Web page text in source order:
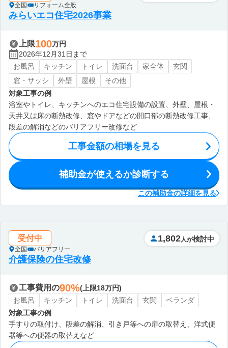
全国 リフォーム全般
みらいエコ住宅2026事業
上限100万円
2026年12月31日まで
お風呂
キッチン トイレ 洗面台 家全体
玄関
窓・サッシ
外壁 屋根
その他
対象工事の例
浴室やトイレ、キッチンへのエコ住宅設備の設置、外壁、屋根・
天井又は床の断熱改修、窓やドアなどの開口部の断熱改修工事、
段差の解消などのバリアフリー改修など
工事金額の相場を見る
補助金が使えるか診断する
この補助金の詳細を見る
受付中
全国 バリアフリー
1,802 人が検討中
介護保険の住宅改修
工事費用の90%(上限18万円)
お風呂
キッチン トイレ 洗面台 玄関
ベランダ
対象工事の例
手すりの取付け、段差の解消、引き戸等への扉の取替え、洋式便
器等への便器の取替えなど